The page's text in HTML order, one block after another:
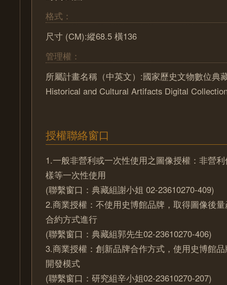
格式：
尺寸 (CM):縱68.5 橫136
管理權：
所屬計畫名稱（中英文）:國家歷史文物數位典
Historical and Cultural Artifacts Digital
授權聯絡窗口
1.一般非營利或一次性使用之圖像授權：非營
樣等一次性使用
(聯繫窗口：典藏組謝小姐 02-23610270-409)
2.商業授權：不使用史博館品牌，取得圖像後
合約方式進行
(聯繫窗口：典藏組郭先生02-23610270-406)
3.商業授權：創新品牌合作方式，使用史博館
開發模式
(聯繫窗口：研究組辛小姐02-23610270-207)